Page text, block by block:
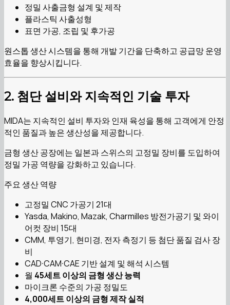
정밀 사출금형 설계 및 제작
플라스틱 사출성형
표면 가공, 조립 및 후가공
원스톱 생산 시스템을 통해 개발 기간을 단축하고 공급망 운영
효율을 향상시킵니다.
2. 첨단 설비와 지속적인 기술 투자
MIDA는 지속적인 설비 투자와 인재 육성을 통해 고객에게 안정
적인 품질과 높은 생산성을 제공합니다.
금형 생산 공장에는 일본과 스위스의 고정밀 장비를 도입하여
정밀 가공 역량을 강화하고 있습니다.
주요 생산 역량
고정밀 CNC 가공기 21대
Yasda, Makino, Mazak, Charmilles 방전가공기 및 와이
어컷 장비 15대
CMM, 투영기, 현미경, 전자 측정기 등 첨단 품질 검사 장
비
CAD·CAM·CAE 기반 설계 및 해석 시스템
월 45세트 이상의 금형 생산 능력
마이크론 수준의 가공 정밀도
4,000세트 이상의 금형 제작 실적